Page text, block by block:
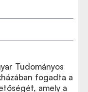
Tudományos
fogadta a
amely a